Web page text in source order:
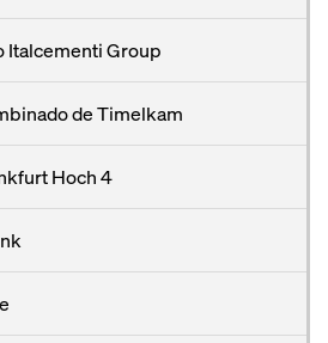
Italcementi Group
de Timelkam
Hoch 4